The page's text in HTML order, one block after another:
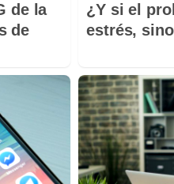
de la
de
¿Y si el
estrés,